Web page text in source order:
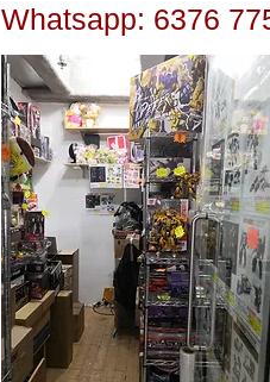
Whatsapp: 6376